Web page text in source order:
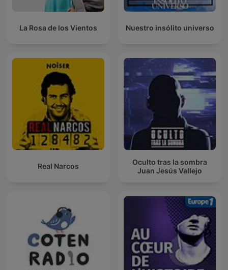
La Rosa de los Vientos Nuestro insólito universo
Real Narcos
Oculto tras la sombra
Juan Jesús Vallejo